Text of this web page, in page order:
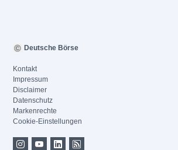
Deutsche Börse
Kontakt
Impressum
Disclaimer
Datenschutz
Markenrechte
Cookie-Einstellungen